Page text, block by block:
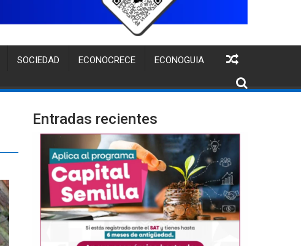
SOCIEDAD ECONOCRECE ECONOGUIA
Entradas recientes